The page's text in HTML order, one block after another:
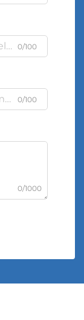
0/100
0/100
0/1000